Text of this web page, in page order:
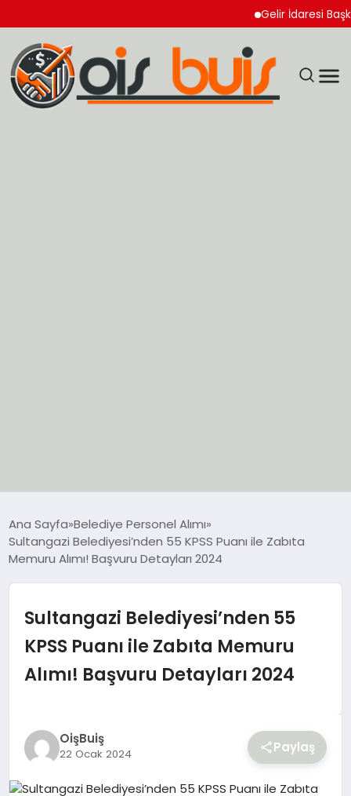
Gelir İdaresi
EKONOMİ
SPOR
Ana Sayfa Belediye Personel Alımı
Sultangazi Belediyesi’nden 55 KPSS Puanı ile Zabıta
Memuru Alımı! Başvuru Detayları 2024
Sultangazi Belediyesi’nden 55
KPSS Puanı ile Zabıta Memuru
Alımı! Başvuru Detayları 2024
OişBuiş
22 Ocak 2024 Paylaş